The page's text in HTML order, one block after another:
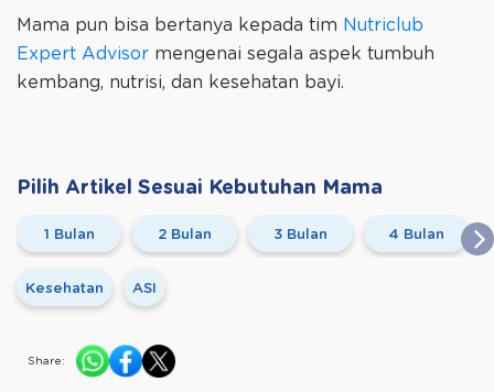
Mama pun bisa bertanya kepada tim Nutriclub
Expert Advisor mengenai segala aspek tumbuh
kembang, nutrisi, dan kesehatan bayi.
Pilih Artikel Sesuai Kebutuhan Mama
1 Bulan 2 Bulan 3 Bulan 4 Bulan
Kesehatan ASI
Share: